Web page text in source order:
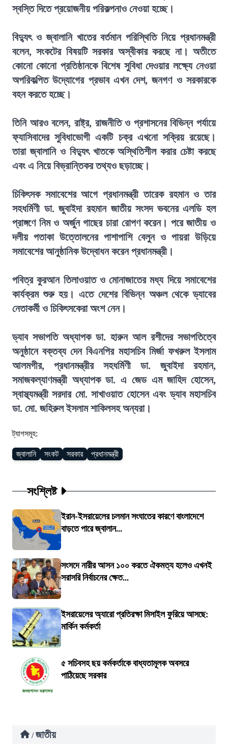
স্বস্তি দিতে প্রয়োজনীয় পরিকল্পনাও নেওয়া হচ্ছে।
বিদ্যুৎ ও জ্বালানি খাতের বর্তমান পরিস্থিতি নিয়ে প্রধানমন্ত্রী
বলেন, সংকটের বিষয়টি সরকার অস্বীকার করছে না। অতীতে
কোনো কোনো প্রতিষ্ঠানকে বিশেষ সুবিধা দেওয়ার লক্ষ্যে নেওয়া
অপরিকল্পিত উদ্যোগের প্রভাব এখন দেশ, জনগণ ও সরকারকে
বহন করতে হচ্ছে।
তিনি আরও বলেন, রাষ্ট্র, রাজনীতি ও প্রশাসনের বিভিন্ন পর্যায়ে
ফ্যাসিবাদের সুবিধাভোগী একটি চক্র এখনো সক্রিয় রয়েছে।
তারা জ্বালানি ও বিদ্যুৎ খাতকে অস্থিতিশীল করার চেষ্টা করছে
এবং এ নিয়ে বিভ্রান্তিকর তথ্যও ছড়াচ্ছে।
চিকিৎসক সমাবেশের আগে প্রধানমন্ত্রী তারেক রহমান ও তার
সহধর্মিণী ডা. জুবাইদা রহমান জাতীয় সংসদ ভবনের এলডি হল
প্রাঙ্গণে নিম ও অর্জুন গাছের চারা রোপণ করেন। পরে জাতীয় ও
দলীয় পতাকা উত্তোলনের পাশাপাশি বেলুন ও পায়রা উড়িয়ে
সমাবেশের আনুষ্ঠানিক উদ্বোধন করেন প্রধানমন্ত্রী।
পবিত্র কুরআন তিলাওয়াত ও মোনাজাতের মধ্য দিয়ে সমাবেশের
কার্যক্রম শুরু হয়। এতে দেশের বিভিন্ন অঞ্চল থেকে ড্যাবের
নেতাকর্মী ও চিকিৎসকেরা অংশ নেন।
ড্যাব সভাপতি অধ্যাপক ডা. হারুন আল রশীদের সভাপতিত্বে
অনুষ্ঠানে বক্তব্য দেন বিএনপির মহাসচিব মির্জা ফখরুল ইসলাম
আলমগীর, প্রধানমন্ত্রীর সহধর্মিণী ডা. জুবাইদা রহমান,
সমাজকল্যাণমন্ত্রী অধ্যাপক ডা. এ জেড এম জাহিদ হোসেন,
স্বাস্থ্যমন্ত্রী সরদার মো. সাখাওয়াত হোসেন এবং ড্যাব মহাসচিব
ডা. মো. জহিরুল ইসলাম শাকিলসহ অন্যরা।
ট্যাগসমূহ:
জ্বালানি সংকট সরকার প্রধানমন্ত্রী
সংশ্লিষ্ট
ইরান-ইসরায়েলের চলমান সংঘাতের কারণে বাংলাদেশে
বাড়তে পারে জ্বালান...
সংসদে নারীর আসন ১০০ করতে ঐকমত্য হলেও এখনই
সরাসরি নির্বাচনের ক্ষেত...
ইসরায়েলের অ্যারো প্রতিরক্ষা মিসাইল ফুরিয়ে আসছে:
মার্কিন কর্মকর্তা
৫ সচিবসহ ছয় কর্মকর্তাকে বাধ্যতামূলক অবসরে
পাঠিয়েছে সরকার
/ জাতীয়